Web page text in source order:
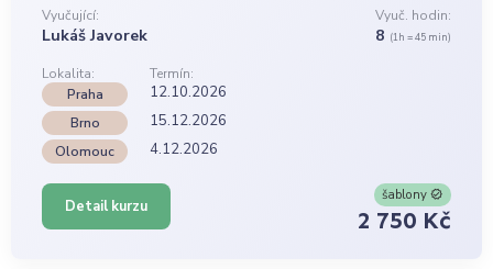
Vyučující:
Lukáš Javorek
Vyuč. hodin:
8 (1h = 45 min)
Lokalita:
Termín:
Praha
12.10.2026
Brno 15.12.2026
Olomouc 4.12.2026
Detail kurzu
šablony
2 750 Kč